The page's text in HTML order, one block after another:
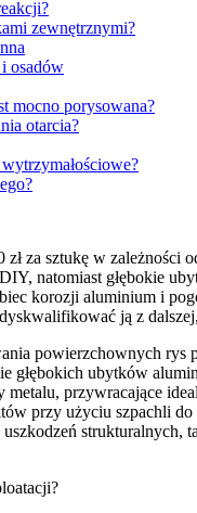
zewnętrznymi?
osadów
mocno porysowana?
otarcia?
za sztukę w zależności
natomiast głębokie
korozji aluminium i
ją z
powierzchownych rys
głębokich ubytków
przywracające
przy użyciu szpachli
strukturalnych,